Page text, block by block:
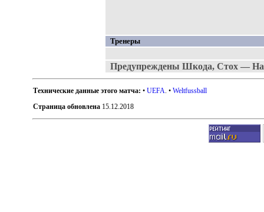
Тренеры
Предупреждены Шкода, Стох —
Технические данные этого матча: •UEFA. •Weltfussball
Страница обновлена 15.12.2018